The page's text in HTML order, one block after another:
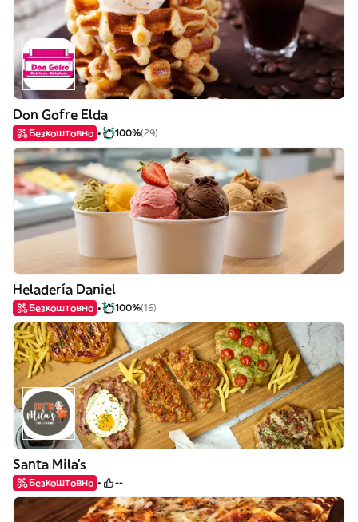
Don Gofre Elda
Безкоштовно 100%(29)
Heladería Daniel
Безкоштовно 100%(16)
Santa Mila's
Безкоштовно --